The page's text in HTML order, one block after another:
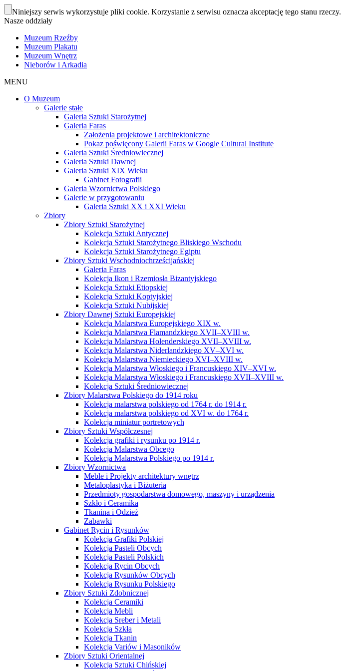
Niniejszy serwis wykorzystuje pliki cookie. Korzystanie z serwisu oznacza akceptację tego stanu rzeczy.
Nasze oddziały
Muzeum Rzeźby
Muzeum Plakatu
Muzeum Wnętrz
Nieborów i Arkadia
MENU
O Muzeum
Galerie stałe
Galeria Sztuki Starożytnej
Galeria Faras
Założenia projektowe i architektoniczne
Pokaz poświęcony Galerii Faras w Google Cultural Institute
Galeria Sztuki Średniowiecznej
Galeria Sztuki Dawnej
Galeria Sztuki XIX Wieku
Gabinet Fotografii
Galeria Wzornictwa Polskiego
Galerie w przygotowaniu
Galeria Sztuki XX i XXI Wieku
Zbiory
Zbiory Sztuki Starożytnej
Kolekcja Sztuki Antycznej
Kolekcja Sztuki Starożytnego Bliskiego Wschodu
Kolekcja Sztuki Starożytnego Egiptu
Zbiory Sztuki Wschodniochrześcijańskiej
Galeria Faras
Kolekcja Ikon i Rzemiosła Bizantyjskiego
Kolekcja Sztuki Etiopskiej
Kolekcja Sztuki Koptyjskiej
Kolekcja Sztuki Nubijskiej
Zbiory Dawnej Sztuki Europejskiej
Kolekcja Malarstwa Europejskiego XIX w.
Kolekcja Malarstwa Flamandzkiego XVII–XVIII w.
Kolekcja Malarstwa Holenderskiego XVII–XVIII w.
Kolekcja Malarstwa Niderlandzkiego XV–XVI w.
Kolekcja Malarstwa Niemieckiego XVI–XVIII w.
Kolekcja Malarstwa Włoskiego i Francuskiego XIV–XVI w.
Kolekcja Malarstwa Włoskiego i Francuskiego XVII–XVIII w.
Kolekcja Sztuki Średniowiecznej
Zbiory Malarstwa Polskiego do 1914 roku
Kolekcja malarstwa polskiego od 1764 r. do 1914 r.
Kolekcja malarstwa polskiego od XVI w. do 1764 r.
Kolekcja miniatur portretowych
Zbiory Sztuki Współczesnej
Kolekcja grafiki i rysunku po 1914 r.
Kolekcja Malarstwa Obcego
Kolekcja Malarstwa Polskiego po 1914 r.
Zbiory Wzornictwa
Meble i Projekty architektury wnętrz
Metaloplastyka i Biżuteria
Przedmioty gospodarstwa domowego, maszyny i urządzenia
Szkło i Ceramika
Tkanina i Odzież
Zabawki
Gabinet Rycin i Rysunków
Kolekcja Grafiki Polskiej
Kolekcja Pasteli Obcych
Kolekcja Pasteli Polskich
Kolekcja Rycin Obcych
Kolekcja Rysunków Obcych
Kolekcja Rysunku Polskiego
Zbiory Sztuki Zdobnicznej
Kolekcja Ceramiki
Kolekcja Mebli
Kolekcja Sreber i Metali
Kolekcja Szkła
Kolekcja Tkanin
Kolekcja Variów i Masoników
Zbiory Sztuki Orientalnej
Kolekcja Sztuki Chińskiej